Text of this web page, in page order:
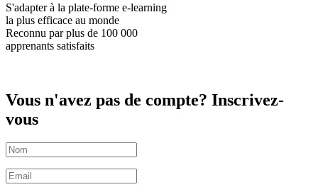
S'adapter à la plate-forme e-learning
la plus efficace au monde
Reconnu par plus de 100 000
apprenants satisfaits
Vous n'avez pas de compte? Inscrivez-
vous